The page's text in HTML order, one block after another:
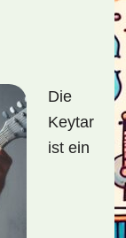
Die
Keytar
ist ein